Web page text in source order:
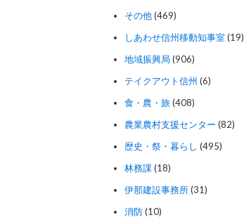
その他(469)
しあわせ信州移動知事室(19)
地域振興局 (906)
テイクアウト信州 (6)
食・農・旅(408)
農業農村支援センター (82)
歴史・祭・暮らし (495)
林務課 (18)
伊那建設事務所(31)
消防(10)